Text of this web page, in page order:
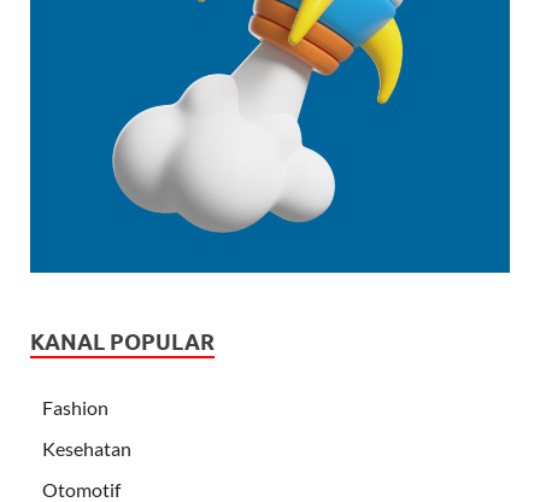
KANAL POPULAR
Fashion
Kesehatan
Otomotif